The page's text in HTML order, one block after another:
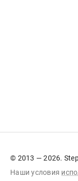
© 2013 — 2026.
Наши условия